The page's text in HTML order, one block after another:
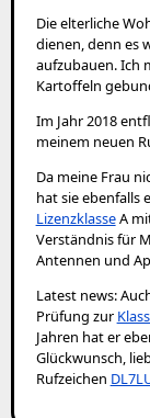
Die elterliche
dienen, denn es
aufzubauen. Ich
Kartoffeln
Im Jahr 2018
meinem neuen
Da meine Frau
hat sie ebenfalls
LizenzklasseA
Verständnis für
Antennen und
Latest news:
Prüfung zur
Jahren hat er
Glückwunsch,
Rufzeichen